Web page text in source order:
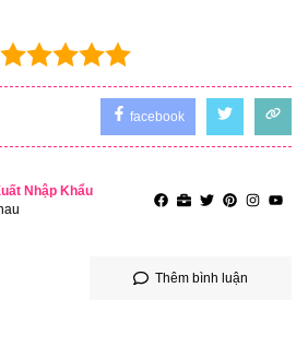
facebook
Nhập Khẩu
Thêm bình luận